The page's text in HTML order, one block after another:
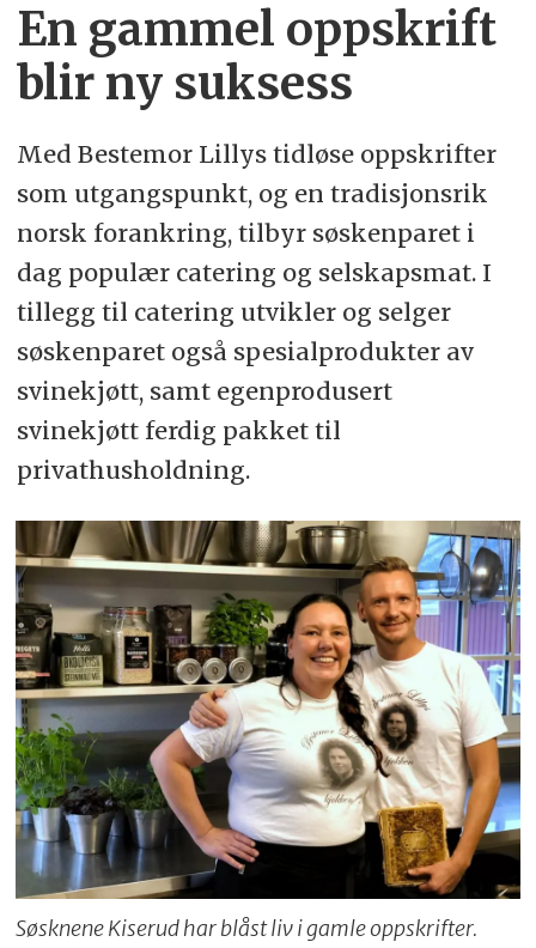
En gammel oppskrift
blir ny suksess
Med Bestemor Lillys tidløse oppskrifter
som utgangspunkt, og en tradisjonsrik
norsk forankring, tilbyr søskenparet i
dag populær catering og selskapsmat. I
tillegg til catering utvikler og selger
søskenparet også spesialprodukter av
svinekjøtt, samt egenprodusert
svinekjøtt ferdig pakket til
privathusholdning.
Søsknene Kiserud har blåst liv i gamle oppskrifter.